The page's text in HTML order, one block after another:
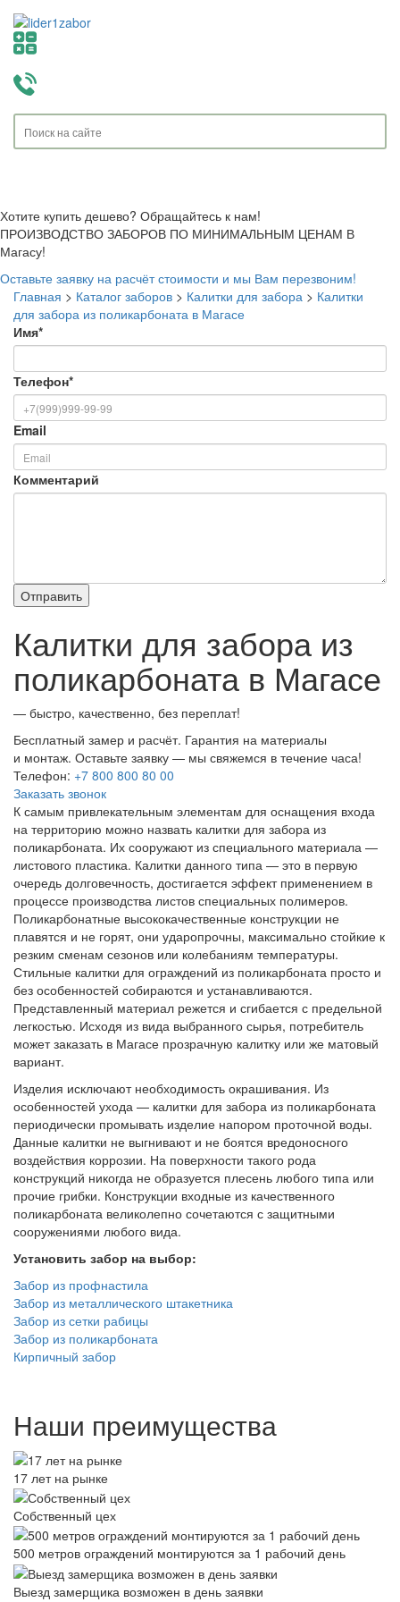
Хотите купить дешево? Обращайтесь к нам!
ПРОИЗВОДСТВО ЗАБОРОВ ПО МИНИМАЛЬНЫМ ЦЕНАМ В
Магасу!
Оставьте заявку на расчёт стоимости и мы Вам перезвоним!
Главная > Каталог заборов > Калитки для забора > Калитки
для забора из поликарбоната в Магасе
Имя*
Телефон*
Email
Комментарий
Калитки для забора из
поликарбоната в Магасе
— быстро, качественно, без переплат!
Бесплатный замер и расчёт. Гарантия на материалы
и монтаж. Оставьте заявку — мы свяжемся в течение часа!
Телефон: +7 800 800 80 00
Заказать звонок
К самым привлекательным элементам для оснащения входа
на территорию можно назвать калитки для забора из
поликарбоната. Их сооружают из специального материала —
листового пластика. Калитки данного типа — это в первую
очередь долговечность, достигается эффект применением в
процессе производства листов специальных полимеров.
Поликарбонатные высококачественные конструкции не
плавятся и не горят, они ударопрочны, максимально стойкие к
резким сменам сезонов или колебаниям температуры.
Стильные калитки для ограждений из поликарбоната просто и
без особенностей собираются и устанавливаются.
Представленный материал режется и сгибается с предельной
легкостью. Исходя из вида выбранного сырья, потребитель
может заказать в Магасе прозрачную калитку или же матовый
вариант.
Изделия исключают необходимость окрашивания. Из
особенностей ухода — калитки для забора из поликарбоната
периодически промывать изделие напором проточной воды.
Данные калитки не выгнивают и не боятся вредоносного
воздействия коррозии. На поверхности такого рода
конструкций никогда не образуется плесень любого типа или
прочие грибки. Конструкции входные из качественного
поликарбоната великолепно сочетаются с защитными
сооружениями любого вида.
Установить забор на выбор:
Забор из профнастила
Забор из металлического штакетника
Забор из сетки рабицы
Забор из поликарбоната
Кирпичный забор
Наши преимущества
17 лет на рынке
Собственный цех
500 метров ограждений монтируются за 1 рабочий день
Выезд замерщика возможен в день заявки